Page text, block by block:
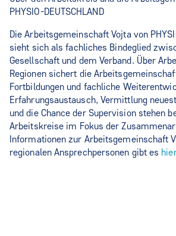
PHYSIO-DEUTSCHLAND
Die Arbeitsgemeinschaft Vojta von
sieht sich als fachliches Bindeglied
Gesellschaft und dem Verband. Über
Regionen sichert die
Fortbildungen und fachliche
Erfahrungsaustausch, Vermittlung
und die Chance der Supervision stehen
Arbeitskreise im Fokus der
Informationen zur Arbeitsgemeinschaft
regionalen Ansprechpersonen gibt es